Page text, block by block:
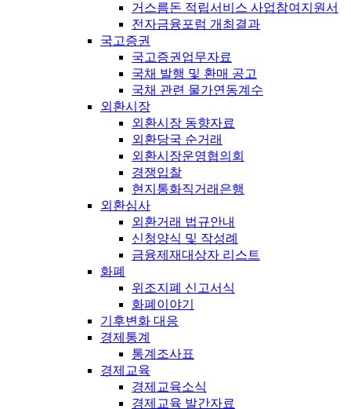
거스름돈 적립서비스 사업참여지원서
전자금융포럼 개최결과
국고증권
국고증권업무자료
국채 발행 및 환매 공고
국채 관련 물가연동계수
외환시장
외환시장 동향자료
외환당국 순거래
외환시장운영협의회
경쟁입찰
현지통화직거래은행
외환심사
외환거래 법규안내
신청양식 및 작성례
금융제재대상자 리스트
화폐
위조지폐 신고서식
화폐이야기
기후변화 대응
경제통계
통계조사표
경제교육
경제교육소식
경제교육 발간자료